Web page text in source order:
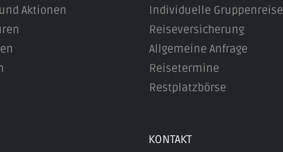
Aktionen
Individuelle Gruppenreise
Reiseversicherung
Allgemeine Anfrage
Reisetermine
Restplatzbörse
KONTAKT